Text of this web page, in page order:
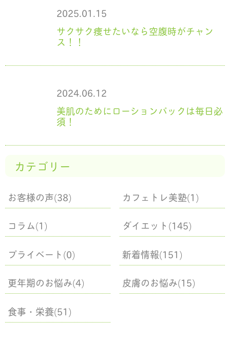
2025.01.15
サクサク痩せたいなら空腹時がチャン
ス！！
2024.06.12
美肌のためにローションパックは毎日必
須！
カテゴリー
お客様の声(38)
カフェトレ美塾(1)
コラム(1)
ダイエット(145)
プライベート(0)
新着情報(151)
更年期のお悩み(4)
皮膚のお悩み(15)
食事・栄養(51)